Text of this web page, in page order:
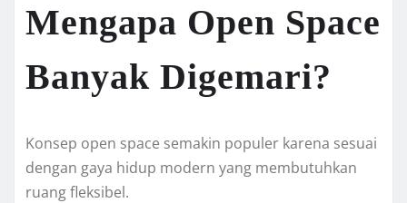
Mengapa Open Space
Banyak Digemari?
Konsep open space semakin populer karena sesuai
dengan gaya hidup modern yang membutuhkan
ruang fleksibel.